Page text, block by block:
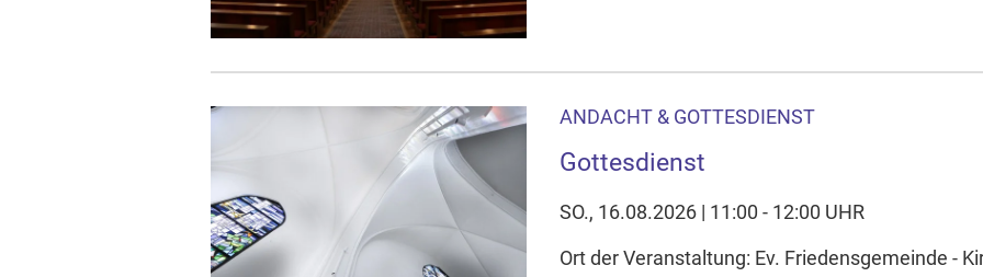
ANDACHT & GOTTESDIENST
Gottesdienst
SO., 16.08.2026 | 11:00 - 12:00 UHR
Ort der Veranstaltung: Ev. Friedensgemeinde -